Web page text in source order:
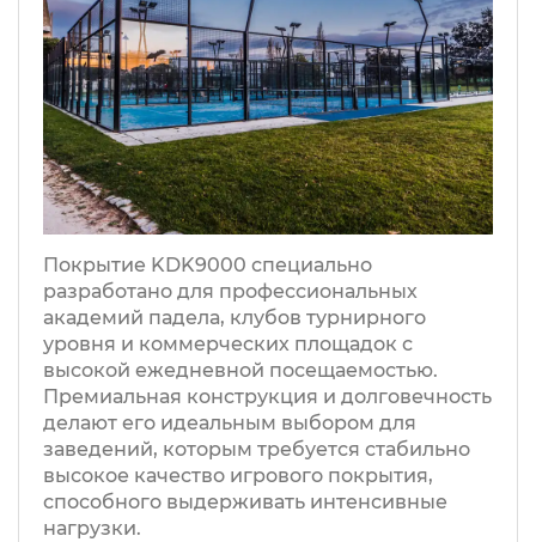
Покрытие KDK9000 специально
разработано для профессиональных
академий падела, клубов турнирного
уровня и коммерческих площадок с
высокой ежедневной посещаемостью.
Премиальная конструкция и долговечность
делают его идеальным выбором для
заведений, которым требуется стабильно
высокое качество игрового покрытия,
способного выдерживать интенсивные
нагрузки.